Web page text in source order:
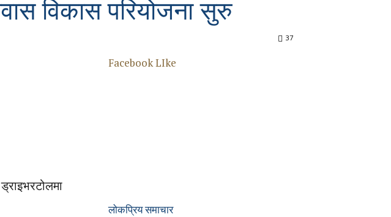
विकास परियोजना सुरु
37
Facebook LIke
लोकप्रिय समाचार